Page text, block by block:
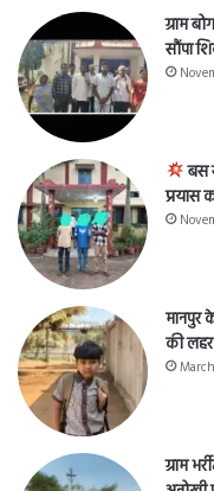
ग्राम
सौंपा
बस
प्रयास
मानपुर
की लहर
ग्राम